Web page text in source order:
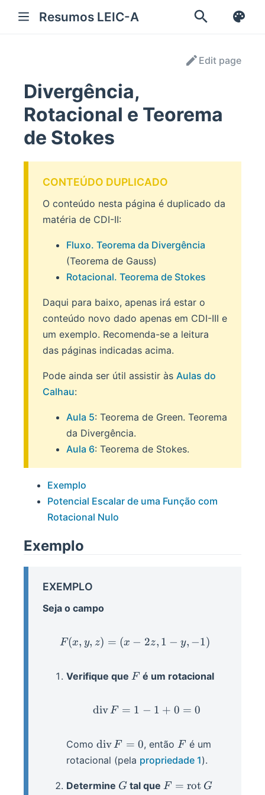
Resumos LEIC-A
Edit page
Divergência,
Rotacional e Teorema
de Stokes
CONTEÚDO DUPLICADO
O conteúdo nesta página é duplicado da
matéria de CDI-II:
Fluxo. Teorema da Divergência
(Teorema de Gauss)
Rotacional. Teorema de Stokes
Daqui para baixo, apenas irá estar o
conteúdo novo dado apenas em CDI-III e
um exemplo. Recomenda-se a leitura
das páginas indicadas acima.
Pode ainda ser útil assistir às Aulas do
Calhau:
Aula 5: Teorema de Green. Teorema
da Divergência.
Aula 6: Teorema de Stokes.
Exemplo
Potencial Escalar de uma Função com
Rotacional Nulo
Exemplo
EXEMPLO
Seja o campo
F(x,y,z) = (x-2z, 1-y, -1)
F(x, y, z) = (x − 2z, 1 − y, −1)
Verifique que F
F é um rotacional
\ondiv F = 1 - 1 + 0 =
divF = 1 − 1 + 0 = 0
Como \ondiv
F = 0
divF = 0, então F
F é um
rotacional (pela propriedade 1).
Determine G
G tal que F =
F = rot G